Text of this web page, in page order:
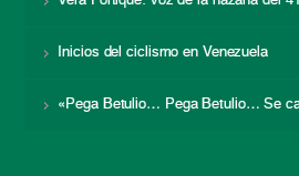
Inicios del ciclismo en Venezuela
«Pega Betulio… Pega Betulio… Se